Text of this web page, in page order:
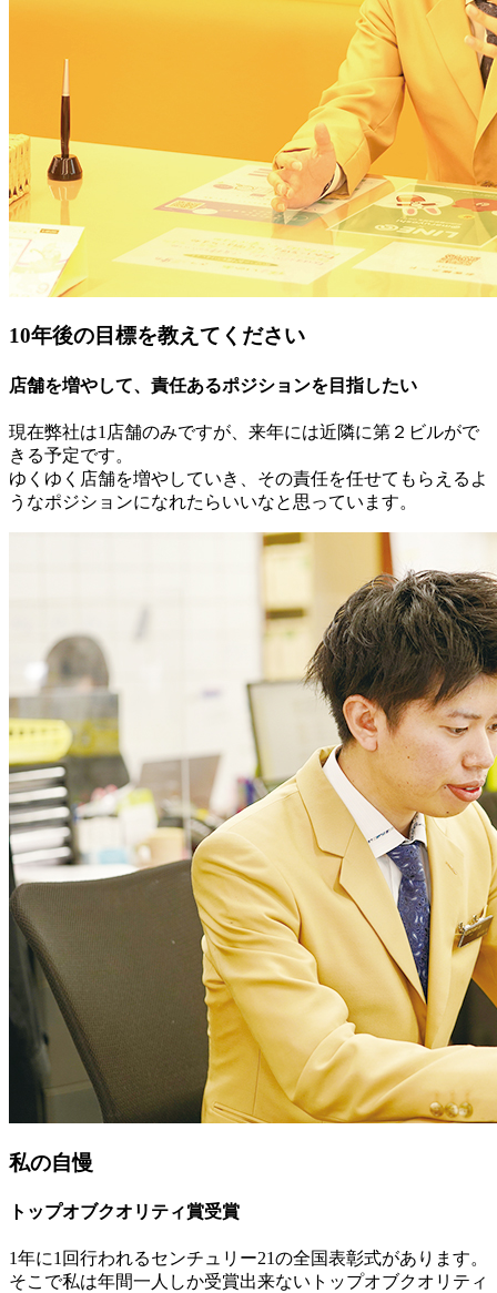
10年後の目標を教えてください
店舗を増やして、責任あるポジションを目指したい
現在弊社は1店舗のみですが、来年には近隣に第２ビルがで
きる予定です。
ゆくゆく店舗を増やしていき、その責任を任せてもらえるよ
うなポジションになれたらいいなと思っています。
私の自慢
トップオブクオリティ賞受賞
1年に1回行われるセンチュリー21の全国表彰式があります。
そこで私は年間一人しか受賞出来ないトップオブクオリティ